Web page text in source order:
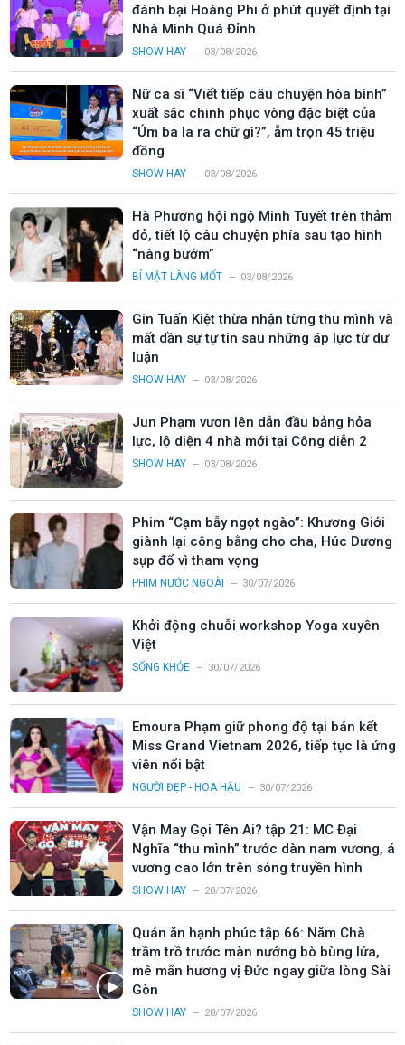
đánh bại Hoàng Phi ở phút quyết định tại
Nhà Mình Quá Đỉnh
SHOW HAY 03/08/2026
Nữ ca sĩ “Viết tiếp câu chuyện hòa bình”
xuất sắc chinh phục vòng đặc biệt của
“Úm ba la ra chữ gì?”, ẵm trọn 45 triệu
đồng
SHOW HAY 03/08/2026
Hà Phương hội ngộ Minh Tuyết trên thảm
đỏ, tiết lộ câu chuyện phía sau tạo hình
“nàng bướm”
BÍ MẬT LÀNG MỐT 03/08/2026
Gin Tuấn Kiệt thừa nhận từng thu mình và
mất dần sự tự tin sau những áp lực từ dư
luận
SHOW HAY 03/08/2026
Jun Phạm vươn lên dẫn đầu bảng hỏa
lực, lộ diện 4 nhà mới tại Công diễn 2
SHOW HAY 03/08/2026
Phim “Cạm bẫy ngọt ngào”: Khương Giới
giành lại công bằng cho cha, Húc Dương
sụp đổ vì tham vọng
PHIM NƯỚC NGOÀI 30/07/2026
Khởi động chuỗi workshop Yoga xuyên
Việt
SỐNG KHỎE 30/07/2026
Emoura Phạm giữ phong độ tại bán kết
Miss Grand Vietnam 2026, tiếp tục là ứng
viên nổi bật
NGƯỜI ĐẸP - HOA HẬU 30/07/2026
Vận May Gọi Tên Ai? tập 21: MC Đại
Nghĩa “thu mình” trước dàn nam vương, á
vương cao lớn trên sóng truyền hình
SHOW HAY 28/07/2026
Quán ăn hạnh phúc tập 66: Năm Chà
trầm trồ trước màn nướng bò bùng lửa,
mê mẩn hương vị Đức ngay giữa lòng Sài
Gòn
SHOW HAY 28/07/2026